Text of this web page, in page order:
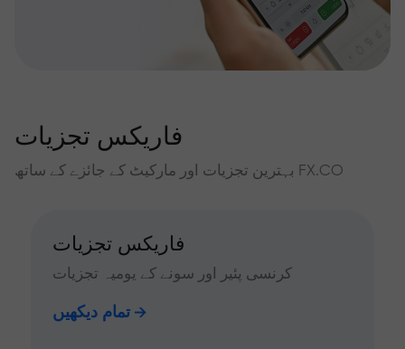
فاریکس تجزیات
بہترین تجزیات اور مارکیٹ کے جائزے کے ساتھ FX.CO
فاریکس تجزیات
کرنسی پئیر اور سونے کے یومیہ تجزیات
تمام دیکھیں